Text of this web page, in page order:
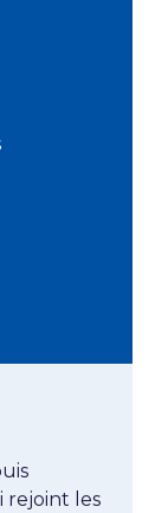
rejoint les